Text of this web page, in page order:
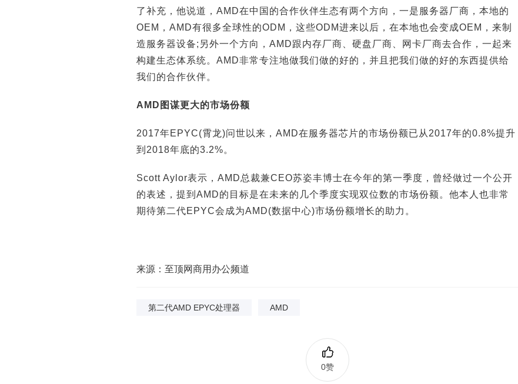
了补充，他说道，AMD在中国的合作伙伴生态有两个方向，一是服务器厂商，本地的
OEM，AMD有很多全球性的ODM，这些ODM进来以后，在本地也会变成OEM，来制
造服务器设备;另外一个方向，AMD跟内存厂商、硬盘厂商、网卡厂商去合作，一起来
构建生态体系统。AMD非常专注地做我们做的好的，并且把我们做的好的东西提供给
我们的合作伙伴。
AMD图谋更大的市场份额
2017年EPYC(霄龙)问世以来，AMD在服务器芯片的市场份额已从2017年的0.8%提升
到2018年底的3.2%。
Scott Aylor表示，AMD总裁兼CEO苏姿丰博士在今年的第一季度，曾经做过一个公开
的表述，提到AMD的目标是在未来的几个季度实现双位数的市场份额。他本人也非常
期待第二代EPYC会成为AMD(数据中心)市场份额增长的助力。
来源：至顶网商用办公频道
第二代AMD EPYC处理器 AMD
0赞
业最佳实践